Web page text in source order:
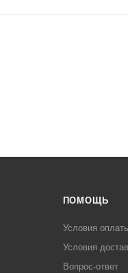
ПОМОЩЬ
Условия
Условия
Вопрос-ответ